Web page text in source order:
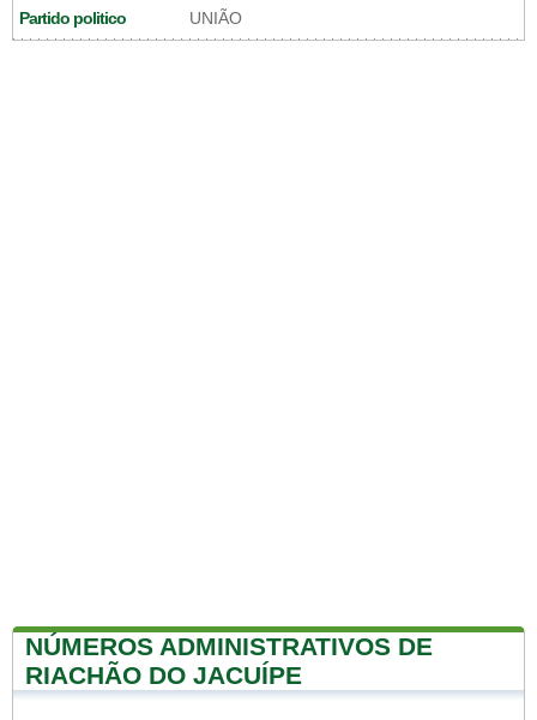
Partido politico UNIÃO
NÚMEROS ADMINISTRATIVOS DE
RIACHÃO DO JACUÍPE